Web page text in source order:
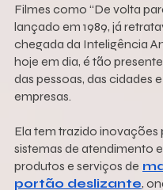
Filmes como “De volta
lançado em 1989, já
chegada da Inteligência
hoje em dia, é tão
das pessoas, das cidades
empresas.
Ela tem trazido inovações
sistemas de atendimento
produtos e serviços de
portão deslizante,